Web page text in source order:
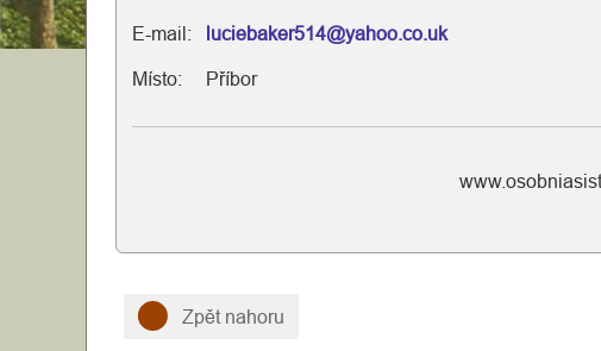
E-mail: luciebaker514@yahoo.co.uk
Místo: Příbor
Zpět nahoru